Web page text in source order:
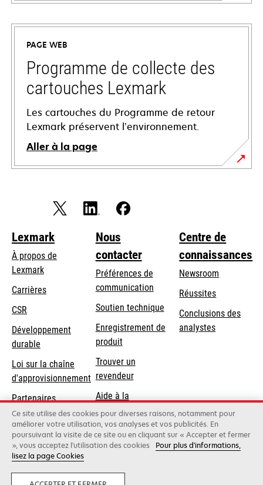
s’ouvre
dans
nouvel
onglet
PAGE WEB
Programme de collecte des
cartouches Lexmark
Les cartouches du Programme de retour
Lexmark préservent l’environnement.
Aller à la page
Lexmark
À propos de
Lexmark
Carrières
CSR
Développement
durable
Loi sur la chaîne
d'approvisionnement
Partenaires
Lexmark
Nous
contacter
Préférences de
communication
s’ouvre
dans
un
nouvel
onglet
Soutien techniques’ouvre
dans
un
Enregistrement de
produit
Trouver un
revendeur
Aide à la
Commande
Centre de
connaissances
Newsroom
Réussites
Conclusions des
analystes
Lexmark International, Inc., une société Xerox
©2026 Tous droits réservés.
Ce site utilise des cookies pour diverses raisons, notamment pour
améliorer votre utilisation, vos analyses et vos publicités. En
poursuivant la visite de ce site ou en cliquant sur « Accepter et fermer
», vous acceptez l'utilisation des cookies
Pour plus d'informations,
lisez la page Cookies